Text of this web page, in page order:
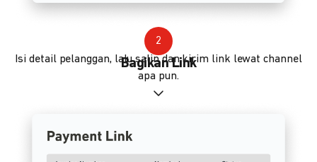
2
Bagikan Link
Isi detail pelanggan, lalu salin dan kirim link lewat channel
apa pun.